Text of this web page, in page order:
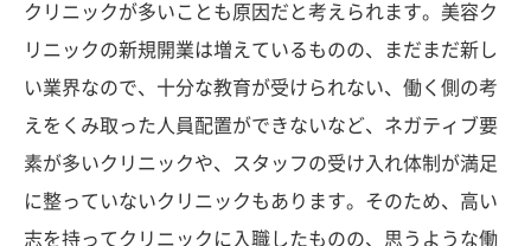
クリニックが多いことも原因だと考えられます。美容ク
リニックの新規開業は増えているものの、まだまだ新し
い業界なので、十分な教育が受けられない、働く側の考
えをくみ取った人員配置ができないなど、ネガティブ要
素が多いクリニックや、スタッフの受け入れ体制が満足
に整っていないクリニックもあります。そのため、高い
志を持ってクリニックに入職したものの、思うような働